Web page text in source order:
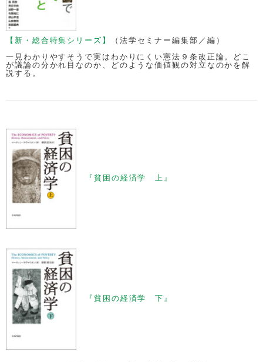
【新・総合特集シリーズ】
（法学セミナー編集部／編）
一見わかりやすそうで実はわかりにくい憲法９条改正論。どこ
が議論の分かれ目なのか、どのような価値観の対立なのかを解
説する。
『貧困の経済学 上』
『貧困の経済学 下』